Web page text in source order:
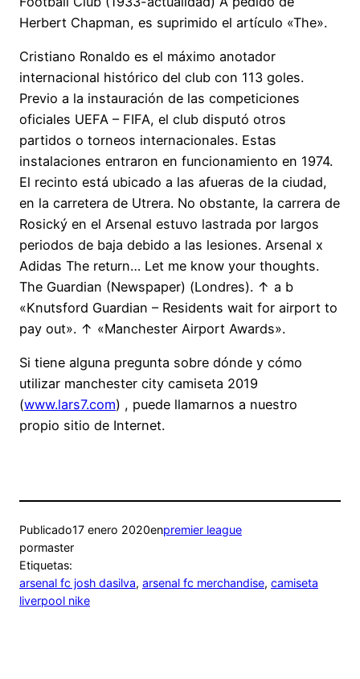
Herbert Chapman, es suprimido el artículo «The».
Cristiano Ronaldo es el máximo anotador
internacional histórico del club con 113 goles.
Previo a la instauración de las competiciones
oficiales UEFA – FIFA, el club disputó otros
partidos o torneos internacionales. Estas
instalaciones entraron en funcionamiento en 1974.
El recinto está ubicado a las afueras de la ciudad,
en la carretera de Utrera. No obstante, la carrera de
Rosický en el Arsenal estuvo lastrada por largos
periodos de baja debido a las lesiones. Arsenal x
Adidas The return… Let me know your thoughts.
The Guardian (Newspaper) (Londres). ↑ a b
«Knutsford Guardian – Residents wait for airport to
pay out». ↑ «Manchester Airport Awards».
Si tiene alguna pregunta sobre dónde y cómo
utilizar manchester city camiseta 2019
(www.lars7.com) , puede llamarnos a nuestro
propio sitio de Internet.
Publicado17 enero 2020enpremier league
pormaster
Etiquetas:
arsenal fc josh dasilva, arsenal fc merchandise, camiseta
liverpool nike